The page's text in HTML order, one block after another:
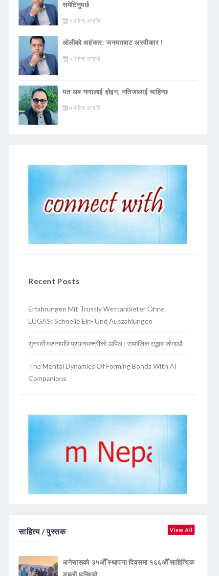
समेटिनुपर्छ
४ महिना अगाडि
ओलीको अहंकार: जनमतबाट अस्वीकार !
५ महिना अगाडि
मत अब नारालाई होइन, नतिजालाई चाहिन्छ
७ महिना अगाडि
Recent Posts
Erfahrungen Mit Trustly Wettanbieter Ohne
LUGAS: Schnelle Ein- Und Auszahlungen
सुनसरी घटनापछि प्रधानमन्त्रीको अपिल : सामाजिक सद्भाव जोगाऔं
The Mental Dynamics Of Forming Bonds With AI
Companions
साहित्य / पुस्तक View All
अनेसासको ३५औँ स्थापना दिवसमा १६६औँ साहित्यिक
डबली घन्कियाे